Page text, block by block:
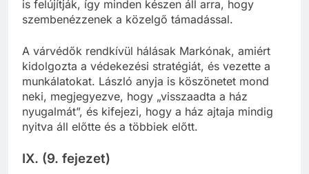
is felújítják, így minden készen áll arra, hogy
szembenézzenek a közelgő támadással.
A várvédők rendkívül hálásak Markónak, amiért
kidolgozta a védekezési stratégiát, és vezette a
munkálatokat. László anyja is köszönetet mond
neki, megjegyezve, hogy „visszaadta a ház
nyugalmát”, és kifejezi, hogy a ház ajtaja mindig
nyitva áll előtte és a többiek előtt.
IX. (9. fejezet)